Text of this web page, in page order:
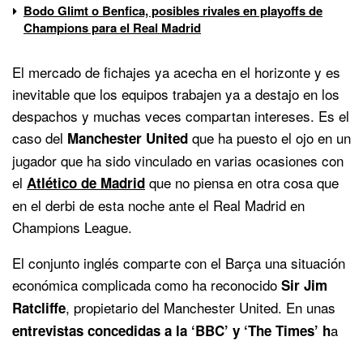
Bodo Glimt o Benfica, posibles rivales en playoffs de
Champions para el Real Madrid
El mercado de fichajes ya acecha en el horizonte y es
inevitable que los equipos trabajen ya a destajo en los
despachos y muchas veces compartan intereses. Es el
caso del Manchester United que ha puesto el ojo en un
jugador que ha sido vinculado en varias ocasiones con
el Atlético de Madrid que no piensa en otra cosa que
en el derbi de esta noche ante el Real Madrid en
Champions League.
El conjunto inglés comparte con el Barça una situación
económica complicada como ha reconocido Sir Jim
Ratcliffe, propietario del Manchester United. En unas
entrevistas concedidas a la ‘BBC’ y ‘The Times’ ha